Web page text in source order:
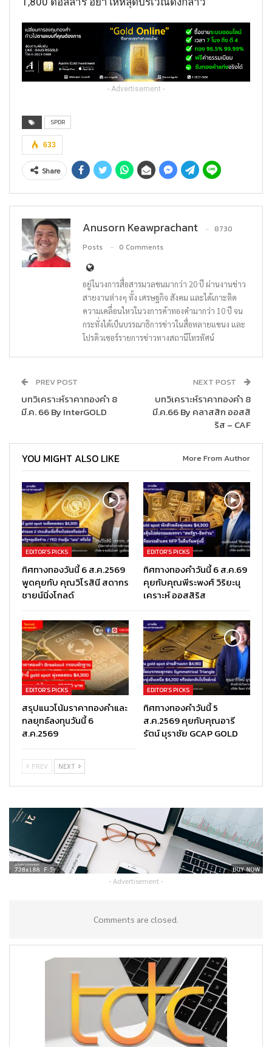
- Advertisement -
SPDR
633
Share
Anusorn Keawprachant
8730
Posts
0 Comments
อยู่ในวงการสื่อสารมวลชนมากว่า 20 ปี ผ่านงานข่าว
สายงานต่างๆ ทั้ง เศรษฐกิจ สังคม และได้เกาะติด
ความเคลื่อนไหวในวงการค้าทองคำมากว่า 10 ปี จน
กระทั่งได้เป็นบรรณาธิการข่าวในสื่อหลายแขนง และ
โปรดิวเซอร์รายการข่าวทางสถานีโทรทัศน์
PREV POST
บทวิเคราะห์ราคาทองคำ 8
มี.ค. 66 By InterGOLD
NEXT POST
บทวิเคราะห์ราคาทองคำ 8
มี.ค.66 By คลาสสิก ออสสิ
ริส – CAF
YOU MIGHT ALSO LIKE More From Author
EDITOR’S PICKS
ทิศทางทองวันนี้ 6 ส.ค.2569
พูดคุยกับ คุณวิโรสินี สดากร
ชายน์นิ่งโกลด์
EDITOR’S PICKS
ทิศทางทองคำวันนี้ 6 ส.ค.69
คุยกับคุณพีระพงศ์ วิริยะนุ
เคราะห์ ออสสิริส
EDITOR’S PICKS
สรุปแนวโน้มราคาทองคำและ
กลยุทธ์ลงทุนวันนี้ 6
ส.ค.2569
EDITOR’S PICKS
ทิศทางทองคำวันนี้ 5
ส.ค.2569 คุยกับคุณอารี
รัตน์ มุราชัย GCAP GOLD
PREV NEXT
- Advertisement -
Comments are closed.